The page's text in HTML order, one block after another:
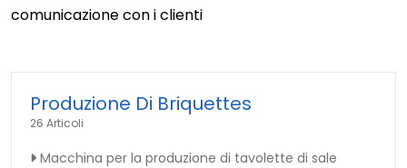
comunicazione con i clienti
Produzione Di Briquettes
26 Articoli
Macchina per la produzione di tavolette di sale